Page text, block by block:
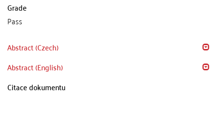
Grade
Pass
Abstract (Czech)
Abstract (English)
Citace dokumentu